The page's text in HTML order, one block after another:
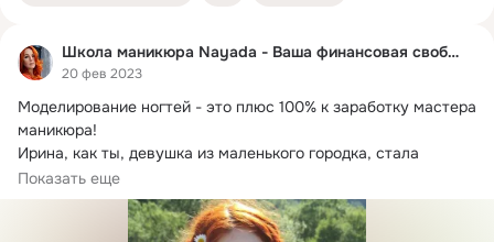
Школа маникюра Nayada - Ваша финансовая свобода!
20 фев 2023
Моделирование ногтей - это плюс 100% к заработку мастера
маникюра!
Ирина, как ты, девушка из маленького городка, стала
известным мастером...
Показать еще